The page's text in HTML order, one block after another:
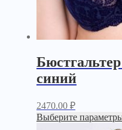
синий
2470.00 ₽
Выберите